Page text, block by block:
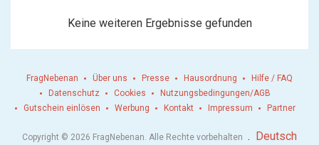
Keine weiteren Ergebnisse gefunden
FragNebenan Über uns Presse Hausordnung
Hilfe / FAQ
Datenschutz
Cookies
Nutzungsbedingungen/AGB
Gutschein einlösen
Werbung Kontakt Impressum Partner
Copyright © 2026 FragNebenan. Alle Rechte vorbehalten . Deutsch